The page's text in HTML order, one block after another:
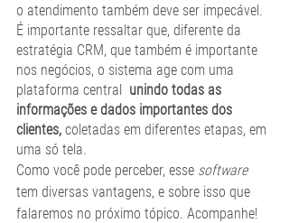
o atendimento também deve ser impecável.
É importante ressaltar que, diferente da
estratégia CRM, que também é importante
nos negócios, o sistema age com uma
plataforma central unindo todas as
informações e dados importantes dos
clientes, coletadas em diferentes etapas, em
uma só tela.
Como você pode perceber, esse software
tem diversas vantagens, e sobre isso que
falaremos no próximo tópico. Acompanhe!